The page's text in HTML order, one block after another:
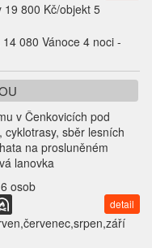
19 800 Kč/objekt 5
080 Vánoce 4 noci -
v Čenkovicích pod
cyklotrasy, sběr lesních
na prosluněném
lanovka
osob
detail